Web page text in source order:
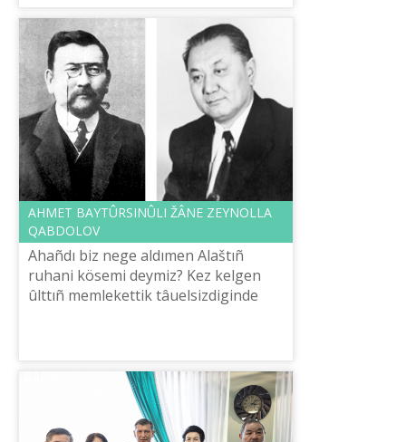
AHMET BAYTÛRSINÛLI ŽÂNE ZEYNOLLA
QABDOLOV
Ahañdı bіz nege aldımen Alaštıñ
ruhani kösemі deymіz? Kez kelgen
ûlttıñ memlekettіk tâuelsіzdіgіnde